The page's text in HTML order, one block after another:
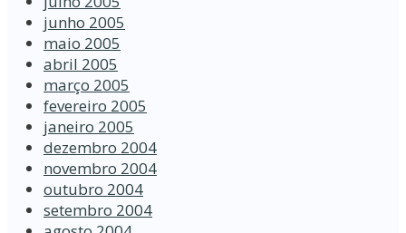
junho 2005
maio 2005
abril 2005
março 2005
fevereiro 2005
janeiro 2005
dezembro 2004
novembro 2004
outubro 2004
setembro 2004